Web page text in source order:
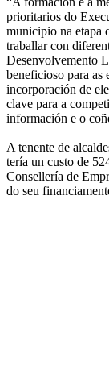
prioritarios do
municipio na etapa
traballar con
Desenvolvemento
beneficioso para as
incorporación de
clave para a
información e o
A tenente de
tería un custo de
Consellería de
do seu